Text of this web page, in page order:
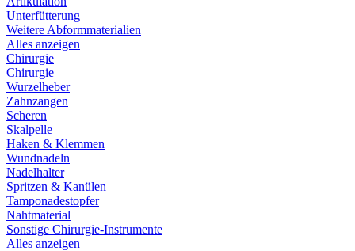
Unterfütterung
Weitere Abformmaterialien
Alles anzeigen
Chirurgie
Chirurgie
Wurzelheber
Zahnzangen
Scheren
Skalpelle
Haken & Klemmen
Wundnadeln
Nadelhalter
Spritzen & Kanülen
Tamponadestopfer
Nahtmaterial
Sonstige Chirurgie-Instrumente
Alles anzeigen